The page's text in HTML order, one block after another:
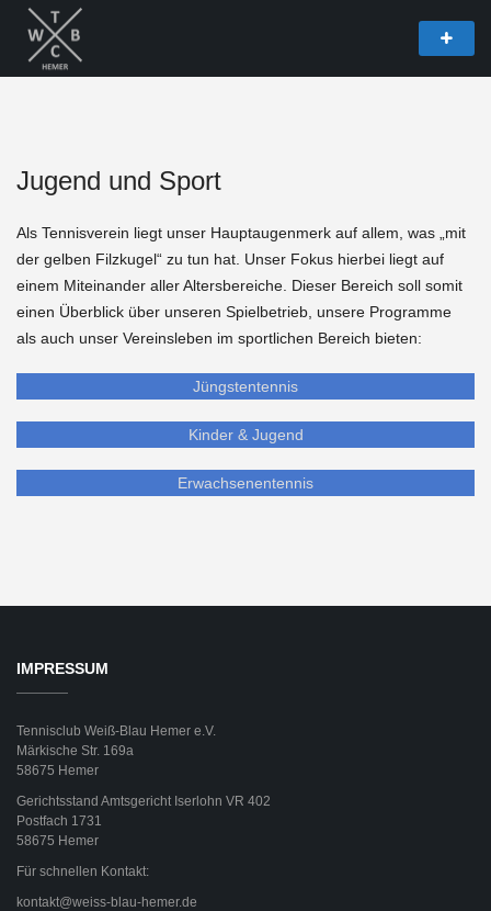
Jugend und Sport
Als Tennisverein liegt unser Hauptaugenmerk auf allem, was „mit
der gelben Filzkugel“ zu tun hat. Unser Fokus hierbei liegt auf
einem Miteinander aller Altersbereiche. Dieser Bereich soll somit
einen Überblick über unseren Spielbetrieb, unsere Programme
als auch unser Vereinsleben im sportlichen Bereich bieten:
Jüngstentennis
Kinder & Jugend
Erwachsenentennis
IMPRESSUM
Tennisclub Weiß-Blau Hemer e.V.
Märkische Str. 169a
58675 Hemer
Gerichtsstand Amtsgericht Iserlohn VR 402
Postfach 1731
58675 Hemer
Für schnellen Kontakt:
kontakt@weiss-blau-hemer.de